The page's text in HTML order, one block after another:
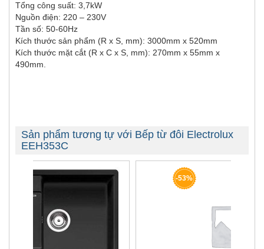
Tổng công suất: 3,7kW
Nguồn điện: 220 – 230V
Tần số: 50-60Hz
Kích thước sản phẩm (R x S, mm): 3000mm x 520mm
Kích thước mặt cắt (R x C x S, mm): 270mm x 55mm x
490mm.
Sản phẩm tương tự với Bếp từ đôi Electrolux
EEH353C